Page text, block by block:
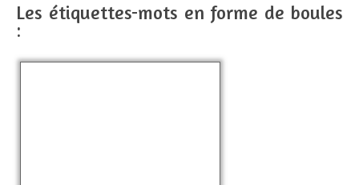
Les étiquettes-mots en forme de boules
: